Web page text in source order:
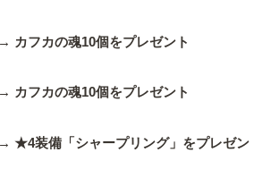
カフカの魂10個をプレゼント
カフカの魂10個をプレゼント
★4装備「シャープリング」をプレゼン